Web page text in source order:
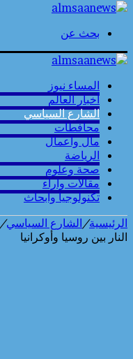
بحث عن
المساء نيوز
أخبار العالم
الشارع السياسي
محافطات
مال واعمال
الرياضة
صحة وعلوم
مقالات وارآء
تكنولوجيا وابحاث
الرئيسية/الشارع السياسي/
النار بين روسيا وأوكرانيا